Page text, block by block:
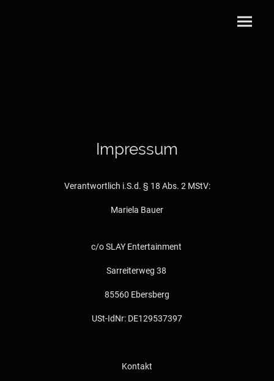
Impressum
Verantwortlich i.S.d. § 18 Abs. 2 MStV:
Mariela Bauer
c/o SLAY Entertainment
Sarreiterweg 38
85560 Ebersberg
USt-IdNr: DE129537397
Kontakt